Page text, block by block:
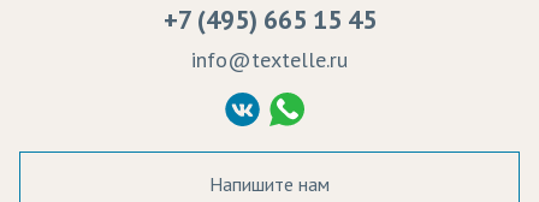
Судебные решения
Политика Конфиденциальности
Согласие на обработку ПД
+7 (495) 665 15 45
info@textelle.ru
Напишите нам